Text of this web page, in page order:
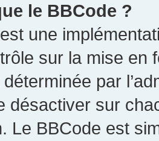
le BBCode ?
une
sur la mise en
par
désactiver sur
Le BBCode est